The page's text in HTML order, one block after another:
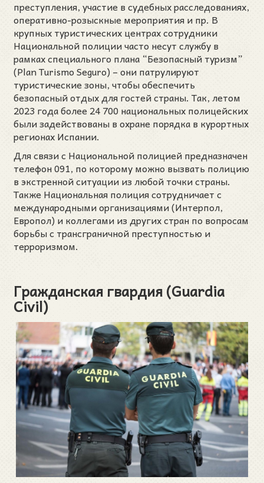
преступления, участие в судебных расследованиях,
оперативно-розыскные мероприятия и пр. В
крупных туристических центрах сотрудники
Национальной полиции часто несут службу в
рамках специального плана “Безопасный туризм”
(Plan Turismo Seguro) – они патрулируют
туристические зоны, чтобы обеспечить
безопасный отдых для гостей страны. Так, летом
2023 года более 24 700 национальных полицейских
были задействованы в охране порядка в курортных
регионах Испании.
Для связи с Национальной полицией предназначен
телефон 091, по которому можно вызвать полицию
в экстренной ситуации из любой точки страны.
Также Национальная полиция сотрудничает с
международными организациями (Интерпол,
Европол) и коллегами из других стран по вопросам
борьбы с трансграничной преступностью и
терроризмом.
Гражданская гвардия (Guardia
Civil)